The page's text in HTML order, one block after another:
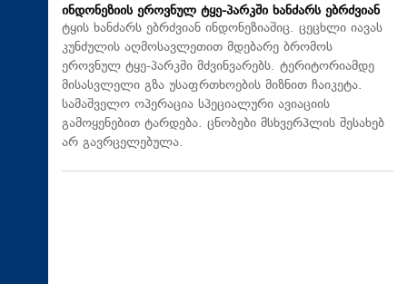
ინდონეზიის ეროვნულ ტყე-პარკში ხანძარს ებრძვიან
ტყის ხანძარს ებრძვიან ინდონეზიაშიც. ცეცხლი იავას
კუნძულის აღმოსავლეთით მდებარე ბრომოს
ეროვნულ ტყე-პარკში მძვინვარებს. ტერიტორიამდე
მისასვლელი გზა უსაფრთხოების მიზნით ჩაიკეტა.
სამაშველო ოპერაცია სპეციალური ავიაციის
გამოყენებით ტარდება. ცნობები მსხვერპლის შესახებ
არ გავრცელებულა.